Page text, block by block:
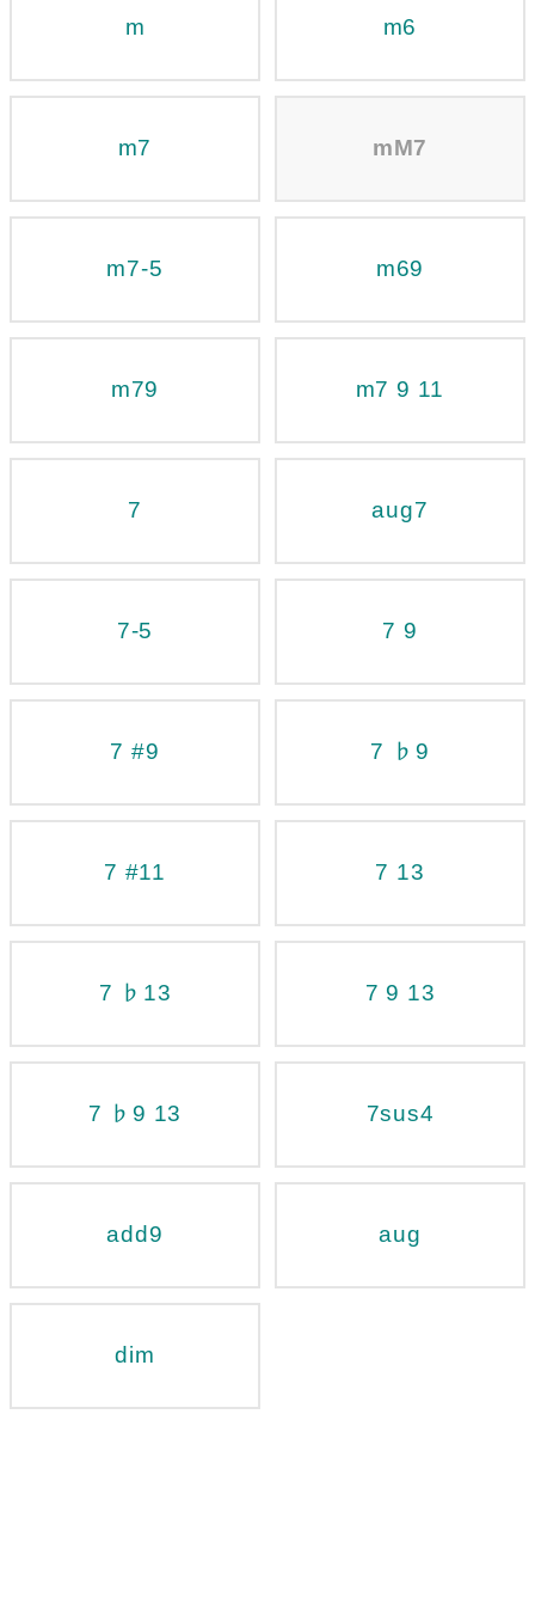
m m6
m7 mM7
m7-5 m69
m79 m7 9 11
7 aug7
7-5 7 9
7 #9 7 ♭9
7 #11 7 13
7 ♭13 7 9 13
7 ♭9 13 7sus4
add9 aug
dim